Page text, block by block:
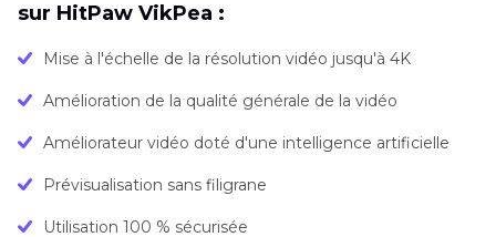
sur HitPaw VikPea :
Mise à l'échelle de la résolution vidéo jusqu'à 4K
Amélioration de la qualité générale de la vidéo
Améliorateur vidéo doté d'une intelligence artificielle
Prévisualisation sans filigrane
Utilisation 100 % sécurisée